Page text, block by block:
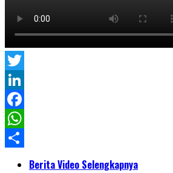
Twitter
LinkedIn
Facebook
WhatsApp
ShareBerita Video Selengkapnya